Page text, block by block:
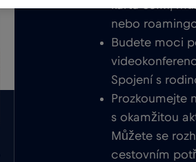
kartu eSIM,
nebo
Budete moci
Spojení s
Prozkoumejte
s okamžitou
Můžete se
cestovním